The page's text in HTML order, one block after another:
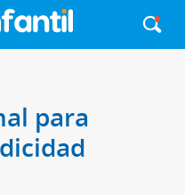
para